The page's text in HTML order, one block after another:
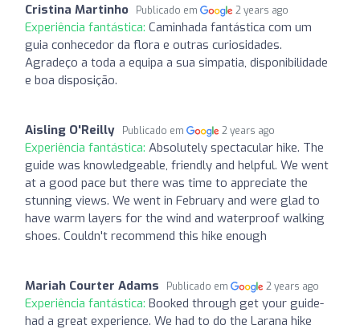
Cristina Martinho Publicado em 2 years ago
Experiência fantástica: Caminhada fantástica com um
guia conhecedor da flora e outras curiosidades.
Agradeço a toda a equipa a sua simpatia, disponibilidade
e boa disposição.
Aisling O'Reilly Publicado em 2 years ago
Experiência fantástica: Absolutely spectacular hike. The
guide was knowledgeable, friendly and helpful. We went
at a good pace but there was time to appreciate the
stunning views. We went in February and were glad to
have warm layers for the wind and waterproof walking
shoes. Couldn't recommend this hike enough
Mariah Courter Adams Publicado em 2 years ago
Experiência fantástica: Booked through get your guide-
had a great experience. We had to do the Larana hike